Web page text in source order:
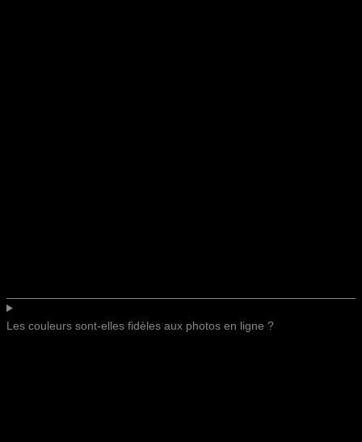
Les couleurs sont-elles fidèles aux photos en ligne ?